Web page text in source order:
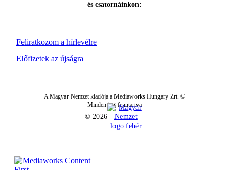
Feliratkozom a hírlevélre
és csatornáinkon:
Előfizetek az újságra
A Magyar Nemzet kiadója a Mediaworks Hungary Zrt. ©
Minden jog fenntartva
© 2026